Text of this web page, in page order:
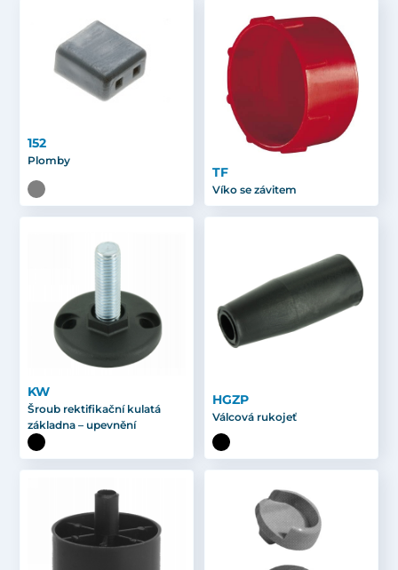
152
Plomby
TF
Víko se závitem
KW
Šroub rektifikační kulatá
základna – upevnění
HGZP
Válcová rukojeť